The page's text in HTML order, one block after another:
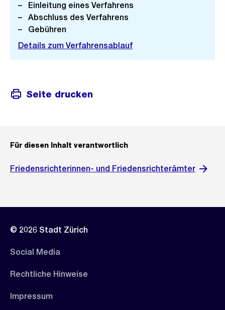
Einleitung eines Verfahrens
Abschluss des Verfahrens
Gebühren
Details zum Verfahrensablauf
Seite drucken
Für diesen Inhalt verantwortlich
Friedensrichterinnen- und Friedensrichterämter
© 2026 Stadt Zürich
Social Media
Rechtliche Hinweise
Impressum